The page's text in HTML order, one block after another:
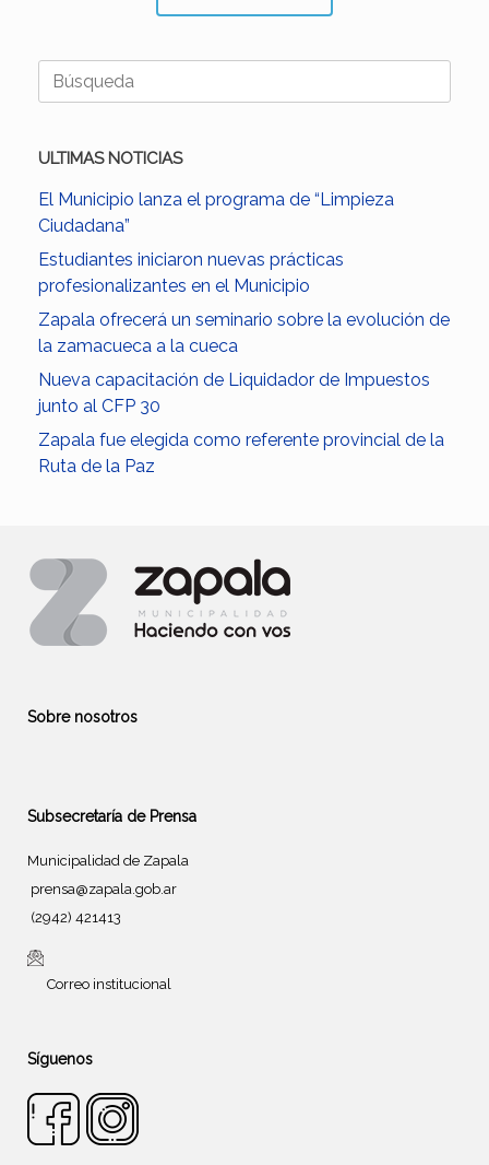
Buscar:
ULTIMAS NOTICIAS
El Municipio lanza el programa de “Limpieza
Ciudadana”
Estudiantes iniciaron nuevas prácticas
profesionalizantes en el Municipio
Zapala ofrecerá un seminario sobre la evolución de
la zamacueca a la cueca
Nueva capacitación de Liquidador de Impuestos
junto al CFP 30
Zapala fue elegida como referente provincial de la
Ruta de la Paz
Sobre nosotros
Subsecretaría de Prensa
Municipalidad de Zapala
prensa@zapala.gob.ar
(2942) 421413
Correo institucional
Síguenos